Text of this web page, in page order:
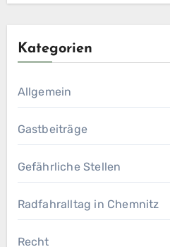
Kategorien
Allgemein
Gastbeiträge
Gefährliche Stellen
Radfahralltag in Chemnitz
Recht